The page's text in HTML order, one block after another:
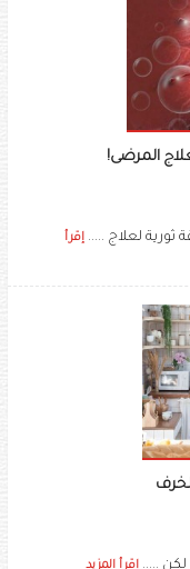
المرضى!
ثورية لعلاج ..... إقرأ
لكن ..... إقرأ المزيد